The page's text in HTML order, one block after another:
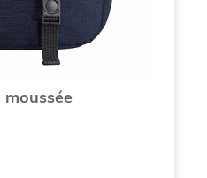
durable et valorisant.
les entreprises
dans le choix d’